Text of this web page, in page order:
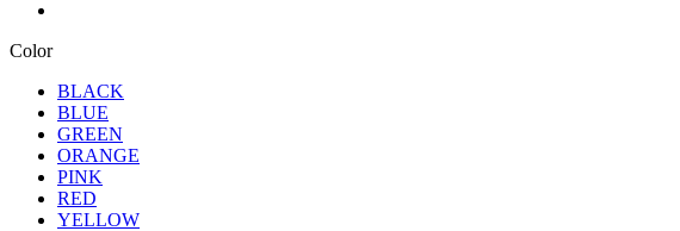
Color
BLACK
BLUE
GREEN
ORANGE
PINK
RED
YELLOW